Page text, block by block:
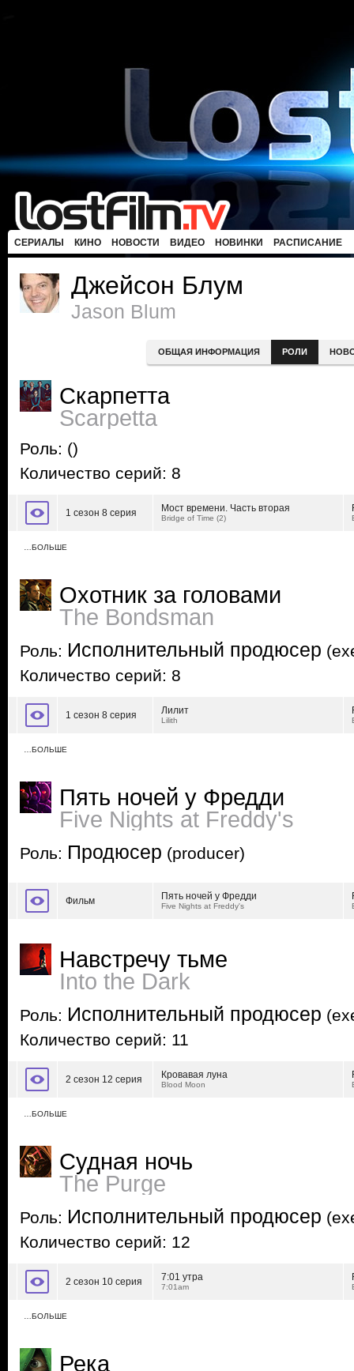
СЕРИАЛЫ КИНО НОВОСТИ ВИДЕО НОВИНКИ РАСПИСАНИЕ
Джейсон Блум
Jason Blum
ОБЩАЯ ИНФОРМАЦИЯ РОЛИ
Скарпетта
Scarpetta
Роль: ()
Количество серий: 8
1 сезон 8 серия Мост времени. Часть вторая
Bridge of Time (2)
…БОЛЬШЕ
Охотник за головами
The Bondsman
Роль: Исполнительный продюсер
Количество серий: 8
1 сезон 8 серия Лилит
Lilith
…БОЛЬШЕ
Пять ночей у Фредди
Five Nights at Freddy's
Роль: Продюсер (producer)
Фильм Пять ночей у Фредди
Five Nights at Freddy's
Навстречу тьме
Into the Dark
Роль: Исполнительный продюсер
Количество серий: 11
2 сезон 12 серия Кровавая луна
Blood Moon
…БОЛЬШЕ
Судная ночь
The Purge
Роль: Исполнительный продюсер
Количество серий: 12
2 сезон 10 серия 7:01 утра
7:01am
…БОЛЬШЕ
Река